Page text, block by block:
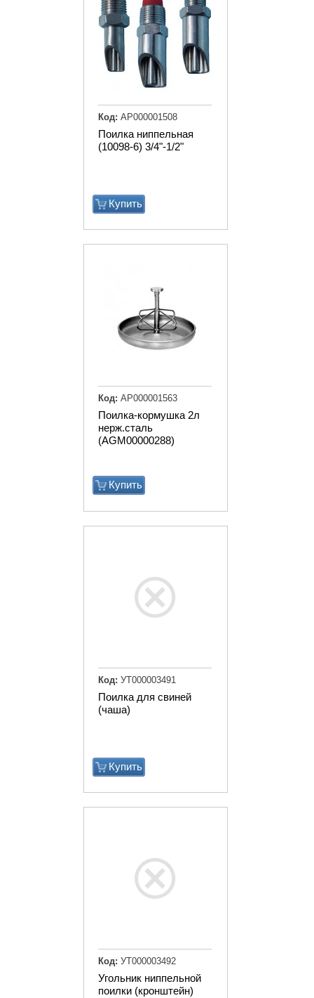
Поилка ниппельная
(10098-6) 3/4"-1/2"
Купить
Код: АР000001508
Поилка-кормушка 2л
нерж.сталь
(AGM00000288)
Купить
Код: АР000001563
Поилка для свиней
(чаша)
Купить
Код: УТ000003491
Угольник ниппельной
поилки (кронштейн)
Код: УТ000003492